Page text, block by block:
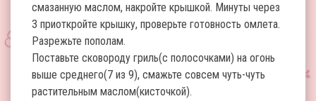
смазанную маслом, накройте крышкой. Минуты через
3 приоткройте крышку, проверьте готовность омлета.
Разрежьте пополам.
Поставьте сковороду гриль(с полосочками) на огонь
выше среднего(7 из 9), смажьте совсем чуть-чуть
растительным маслом(кисточкой).